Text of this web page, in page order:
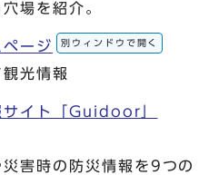
場を紹介。
ージ 別ウィンドウで開く
光情報
サイト「Guidoor」
害時の防災情報を9つの